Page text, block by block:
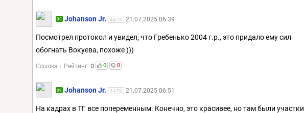
09 Johanson Jr. 4478 21.07.2025 06:39
Посмотрел протокол и увидел, что Гребенько 2004 г.р., это придало ему сил
обогнать Вокуева, похоже )))
Ссылка Рейтинг: 0 0 0
09 Johanson Jr. 4478 21.07.2025 06:51
На кадрах в ТГ все попеременным. Конечно, это красивее, но там были участки